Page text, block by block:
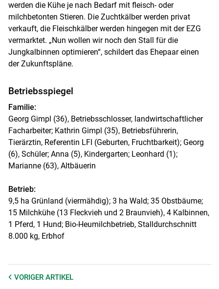
werden die Kühe je nach Bedarf mit fleisch- oder
milchbetonten Stieren. Die Zuchtkälber werden privat
verkauft, die Fleischkälber werden hingegen mit der EZG
vermarktet. „Nun wollen wir noch den Stall für die
Jungkalbinnen optimieren“, schildert das Ehepaar einen
der Zukunftspläne.
Betriebsspiegel
Familie:
Georg Gimpl (36), Betriebsschlosser, landwirtschaftlicher
Facharbeiter; Kathrin Gimpl (35), Betriebsführerin,
Tierärztin, Referentin LFI (Geburten, Fruchtbarkeit); Georg
(6), Schüler; Anna (5), Kindergarten; Leonhard (1);
Marianne (63), Altbäuerin
Betrieb:
9,5 ha Grünland (viermähdig); 3 ha Wald; 35 Obstbäume;
15 Milchkühe (13 Fleckvieh und 2 Braunvieh), 4 Kalbinnen,
1 Pferd, 1 Hund; Bio-Heumilchbetrieb, Stalldurchschnitt
8.000 kg, Erbhof
VORIGER ARTIKEL